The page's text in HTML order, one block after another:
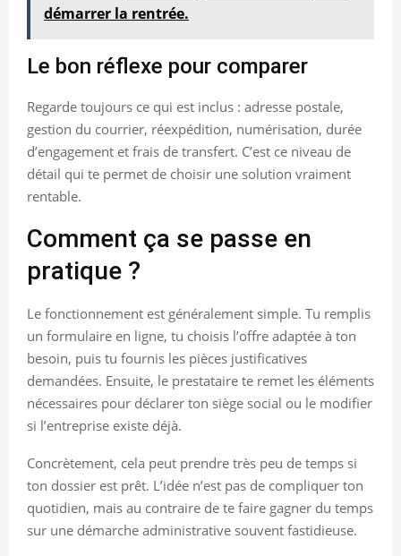
démarrer la rentrée.
Le bon réflexe pour comparer
Regarde toujours ce qui est inclus : adresse postale,
gestion du courrier, réexpédition, numérisation, durée
d’engagement et frais de transfert. C’est ce niveau de
détail qui te permet de choisir une solution vraiment
rentable.
Comment ça se passe en
pratique ?
Le fonctionnement est généralement simple. Tu remplis
un formulaire en ligne, tu choisis l’offre adaptée à ton
besoin, puis tu fournis les pièces justificatives
demandées. Ensuite, le prestataire te remet les éléments
nécessaires pour déclarer ton siège social ou le modifier
si l’entreprise existe déjà.
Concrètement, cela peut prendre très peu de temps si
ton dossier est prêt. L’idée n’est pas de compliquer ton
quotidien, mais au contraire de te faire gagner du temps
sur une démarche administrative souvent fastidieuse.